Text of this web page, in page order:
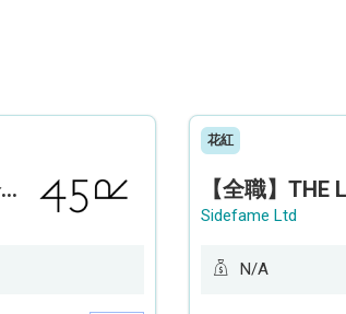
【全職】45R (又一城分店) Sales Operation Assistant 銷售營運助理【永久保證佣金+新人獎金$3,000】
花紅
Sidefame Ltd
N/A